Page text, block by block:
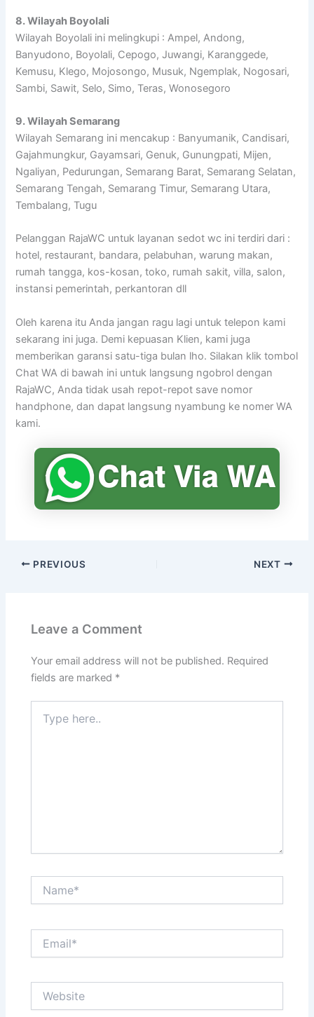
8. Wilayah Boyolali
Wilayah Boyolali ini melingkupi : Ampel, Andong,
Banyudono, Boyolali, Cepogo, Juwangi, Karanggede,
Kemusu, Klego, Mojosongo, Musuk, Ngemplak, Nogosari,
Sambi, Sawit, Selo, Simo, Teras, Wonosegoro
9. Wilayah Semarang
Wilayah Semarang ini mencakup : Banyumanik, Candisari,
Gajahmungkur, Gayamsari, Genuk, Gunungpati, Mijen,
Ngaliyan, Pedurungan, Semarang Barat, Semarang Selatan,
Semarang Tengah, Semarang Timur, Semarang Utara,
Tembalang, Tugu
Pelanggan RajaWC untuk layanan sedot wc ini terdiri dari :
hotel, restaurant, bandara, pelabuhan, warung makan,
rumah tangga, kos-kosan, toko, rumah sakit, villa, salon,
instansi pemerintah, perkantoran dll
Oleh karena itu Anda jangan ragu lagi untuk telepon kami
sekarang ini juga. Demi kepuasan Klien, kami juga
memberikan garansi satu-tiga bulan lho. Silakan klik tombol
Chat WA di bawah ini untuk langsung ngobrol dengan
RajaWC, Anda tidak usah repot-repot save nomor
handphone, dan dapat langsung nyambung ke nomer WA
kami.
PREVIOUS NEXT
Leave a Comment
Your email address will not be published. Required
fields are marked *
here..